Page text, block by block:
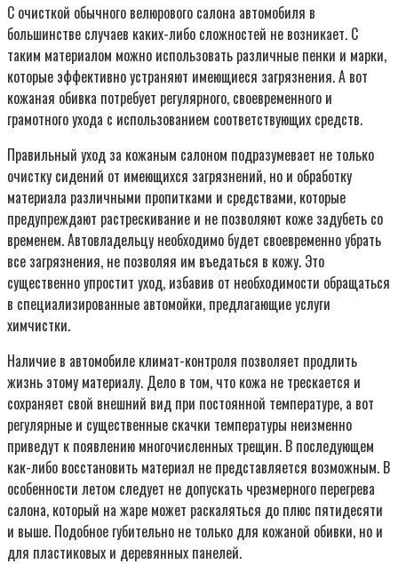
С очисткой обычного велюрового салона автомобиля в
большинстве случаев каких-либо сложностей не возникает. С
таким материалом можно использовать различные пенки и марки,
которые эффективно устраняют имеющиеся загрязнения. А вот
кожаная обивка потребует регулярного, своевременного и
грамотного ухода с использованием соответствующих средств.
Правильный уход за кожаным салоном подразумевает не только
очистку сидений от имеющихся загрязнений, но и обработку
материала различными пропитками и средствами, которые
предупреждают растрескивание и не позволяют коже задубеть со
временем. Автовладельцу необходимо будет своевременно убрать
все загрязнения, не позволяя им въедаться в кожу. Это
существенно упростит уход, избавив от необходимости обращаться
в специализированные автомойки, предлагающие услуги
химчистки.
Наличие в автомобиле климат-контроля позволяет продлить
жизнь этому материалу. Дело в том, что кожа не трескается и
сохраняет свой внешний вид при постоянной температуре, а вот
регулярные и существенные скачки температуры неизменно
приведут к появлению многочисленных трещин. В последующем
как-либо восстановить материал не представляется возможным. В
особенности летом следует не допускать чрезмерного перегрева
салона, который на жаре может раскаляться до плюс пятидесяти
и выше. Подобное губительно не только для кожаной обивки, но и
для пластиковых и деревянных панелей.